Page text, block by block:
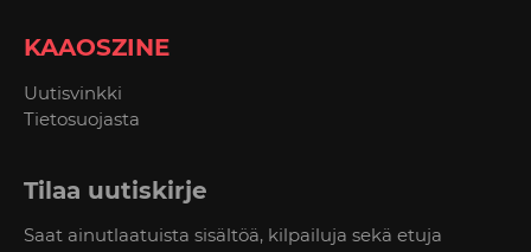
KAAOSZINE
Uutisvinkki
Tietosuojasta
Tilaa uutiskirje
Saat ainutlaatuista sisältöä, kilpailuja sekä etuja